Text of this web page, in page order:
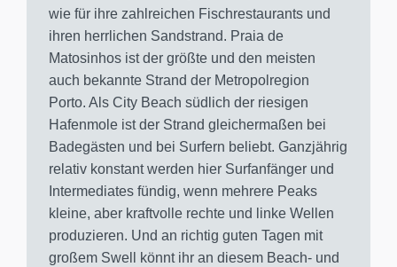
wie für ihre zahlreichen Fischrestaurants und
ihren herrlichen Sandstrand. Praia de
Matosinhos ist der größte und den meisten
auch bekannte Strand der Metropolregion
Porto. Als City Beach südlich der riesigen
Hafenmole ist der Strand gleichermaßen bei
Badegästen und bei Surfern beliebt. Ganzjährig
relativ konstant werden hier Surfanfänger und
Intermediates fündig, wenn mehrere Peaks
kleine, aber kraftvolle rechte und linke Wellen
produzieren. Und an richtig guten Tagen mit
großem Swell könnt ihr an diesem Beach- und